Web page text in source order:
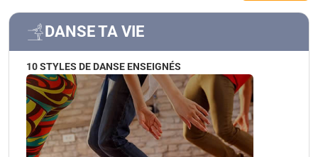
DANSE TA VIE
10 STYLES DE DANSE ENSEIGNÉS